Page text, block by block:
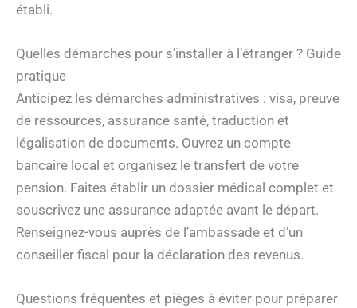
établi.
Quelles démarches pour s’installer à l’étranger ? Guide
pratique
Anticipez les démarches administratives : visa, preuve
de ressources, assurance santé, traduction et
légalisation de documents. Ouvrez un compte
bancaire local et organisez le transfert de votre
pension. Faites établir un dossier médical complet et
souscrivez une assurance adaptée avant le départ.
Renseignez-vous auprès de l’ambassade et d’un
conseiller fiscal pour la déclaration des revenus.
Questions fréquentes et pièges à éviter pour préparer